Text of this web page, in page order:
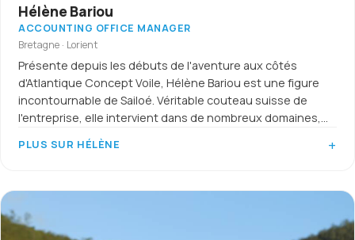
Hélène Bariou
ACCOUNTING OFFICE MANAGER
Bretagne · Lorient
Présente depuis les débuts de l'aventure aux côtés
d'Atlantique Concept Voile, Hélène Bariou est une figure
incontournable de Sailoé. Véritable couteau suisse de
l'entreprise, elle intervient dans de nombreux domaines,
de la logistique à l'administration, en passant par le suivi
comptable et l'accompagnement commercial.
PLUS SUR HÉLÈNE